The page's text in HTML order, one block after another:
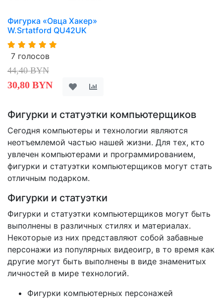
Фигурка «Овца Хакер»
W.Srtatford QU42UK
7 голосов
44,40 BYN
30,80 BYN
Фигурки и статуэтки компьютерщиков
Сегодня компьютеры и технологии являются
неотъемлемой частью нашей жизни. Для тех, кто
увлечен компьютерами и программированием,
фигурки и статуэтки компьютерщиков могут стать
отличным подарком.
Фигурки и статуэтки
Фигурки и статуэтки компьютерщиков могут быть
выполнены в различных стилях и материалах.
Некоторые из них представляют собой забавные
персонажи из популярных видеоигр, в то время как
другие могут быть выполнены в виде знаменитых
личностей в мире технологий.
Фигурки компьютерных персонажей